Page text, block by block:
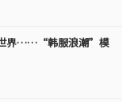
世界……“韩服浪潮”模